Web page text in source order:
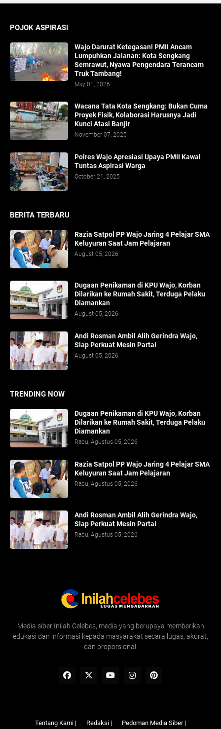
POJOK ASPIRASI
Wajo Darurat Ketegasan! PMII Ancam
Lumpuhkan Jalanan: Kota Sengkang
Semrawut, Nyawa Pengendara Terancam
Truk Tambang!
May 01, 2026
​Wacana Tata Kota Sengkang: Bukan Cuma
Proyek Fisik, Kolaborasi Harusnya Jadi
Kunci Atasi Banjir
November 07, 2025
Polres Wajo Apresiasi Upaya PMII Kawal
Tuntas Aspirasi Warga
October 21, 2025
BERITA TERBARU
Razia Satpol PP Wajo Jaring 4 Pelajar SMA
Keluyuran Saat Jam Pelajaran
August 05, 2026
Dugaan Penikaman di KPU Wajo, Korban
Dilarikan ke Rumah Sakit, Terduga Pelaku
Diamankan
August 05, 2026
Andi Rosman Ambil Alih Gerindra Wajo,
Siap Perkuat Mesin Partai
August 05, 2026
TRENDING NOW
Dugaan Penikaman di KPU Wajo, Korban
Dilarikan ke Rumah Sakit, Terduga Pelaku
Diamankan
Rabu, Agustus 05, 2026
Razia Satpol PP Wajo Jaring 4 Pelajar SMA
Keluyuran Saat Jam Pelajaran
Rabu, Agustus 05, 2026
Andi Rosman Ambil Alih Gerindra Wajo,
Siap Perkuat Mesin Partai
Rabu, Agustus 05, 2026
Media siber Inilah Celebes, media yang berupaya memberikan
edukasi dan informasi kepada masyarakat secara lugas, akurat,
dan proporsional.
Tentang Kami | Redaksi | Pedoman Media Siber |